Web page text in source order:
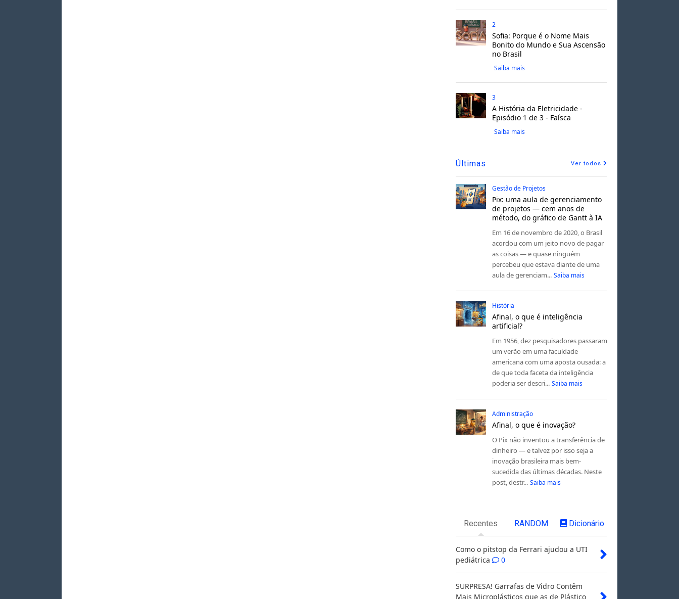
2
Sofia: Porque é o Nome Mais
Bonito do Mundo e Sua Ascensão
no Brasil
Saiba mais
3
A História da Eletricidade -
Episódio 1 de 3 - Faísca
Saiba mais
Últimas Ver todos
Gestão de Projetos
Pix: uma aula de gerenciamento
de projetos — cem anos de
método, do gráfico de Gantt à IA
Em 16 de novembro de 2020, o Brasil
acordou com um jeito novo de pagar
as coisas — e quase ninguém
percebeu que estava diante de uma
aula de gerenciam... Saiba mais
História
Afinal, o que é inteligência
artificial?
Em 1956, dez pesquisadores passaram
um verão em uma faculdade
americana com uma aposta ousada: a
de que toda faceta da inteligência
poderia ser descri... Saiba mais
Administração
Afinal, o que é inovação?
O Pix não inventou a transferência de
dinheiro — e talvez por isso seja a
inovação brasileira mais bem-
sucedida das últimas décadas. Neste
post, destr... Saiba mais
Recentes RANDOM Dicionário
Como o pitstop da Ferrari ajudou a UTI
pediátrica
0
SURPRESA! Garrafas de Vidro Contêm
Mais Microplásticos que as de Plástico